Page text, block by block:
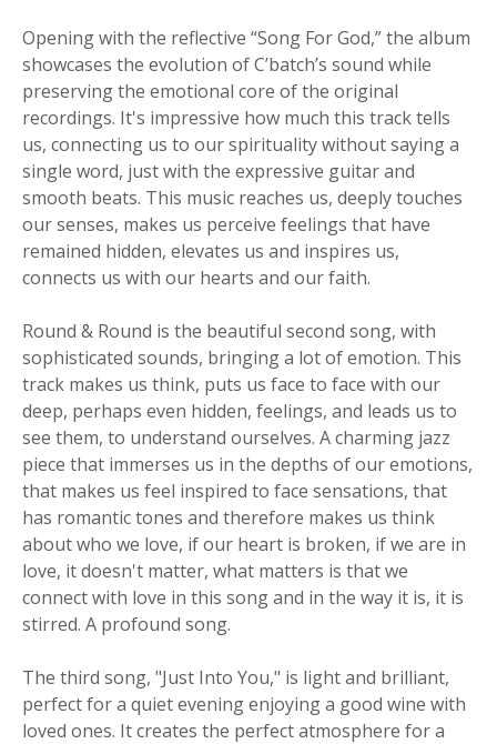
Opening with the reflective “Song For God,” the album
showcases the evolution of C’batch’s sound while
preserving the emotional core of the original
recordings. It's impressive how much this track tells
us, connecting us to our spirituality without saying a
single word, just with the expressive guitar and
smooth beats. This music reaches us, deeply touches
our senses, makes us perceive feelings that have
remained hidden, elevates us and inspires us,
connects us with our hearts and our faith.
Round & Round is the beautiful second song, with
sophisticated sounds, bringing a lot of emotion. This
track makes us think, puts us face to face with our
deep, perhaps even hidden, feelings, and leads us to
see them, to understand ourselves. A charming jazz
piece that immerses us in the depths of our emotions,
that makes us feel inspired to face sensations, that
has romantic tones and therefore makes us think
about who we love, if our heart is broken, if we are in
love, it doesn't matter, what matters is that we
connect with love in this song and in the way it is, it is
stirred. A profound song.
The third song, "Just Into You," is light and brilliant,
perfect for a quiet evening enjoying a good wine with
loved ones. It creates the perfect atmosphere for a